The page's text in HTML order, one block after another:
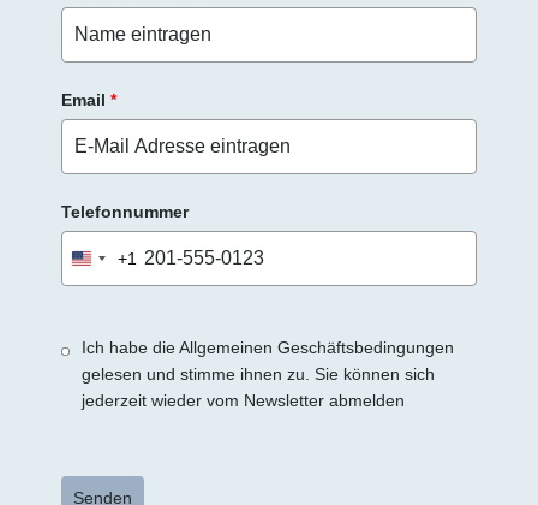
Email *
Telefonnummer
United
States
+1
Ich habe die Allgemeinen Geschäftsbedingungen
gelesen und stimme ihnen zu. Sie können sich
jederzeit wieder vom Newsletter abmelden
Senden